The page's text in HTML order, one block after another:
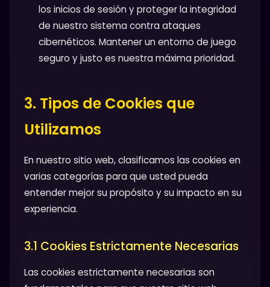
los inicios de sesión y proteger la integridad
de nuestro sistema contra ataques
cibernéticos. Mantener un entorno de juego
seguro y justo es nuestra máxima prioridad.
3. Tipos de Cookies que
Utilizamos
En nuestro sitio web, clasificamos las cookies en
varias categorías para que usted pueda
entender mejor su propósito y su impacto en su
experiencia.
3.1 Cookies Estrictamente Necesarias
Las cookies estrictamente necesarias son